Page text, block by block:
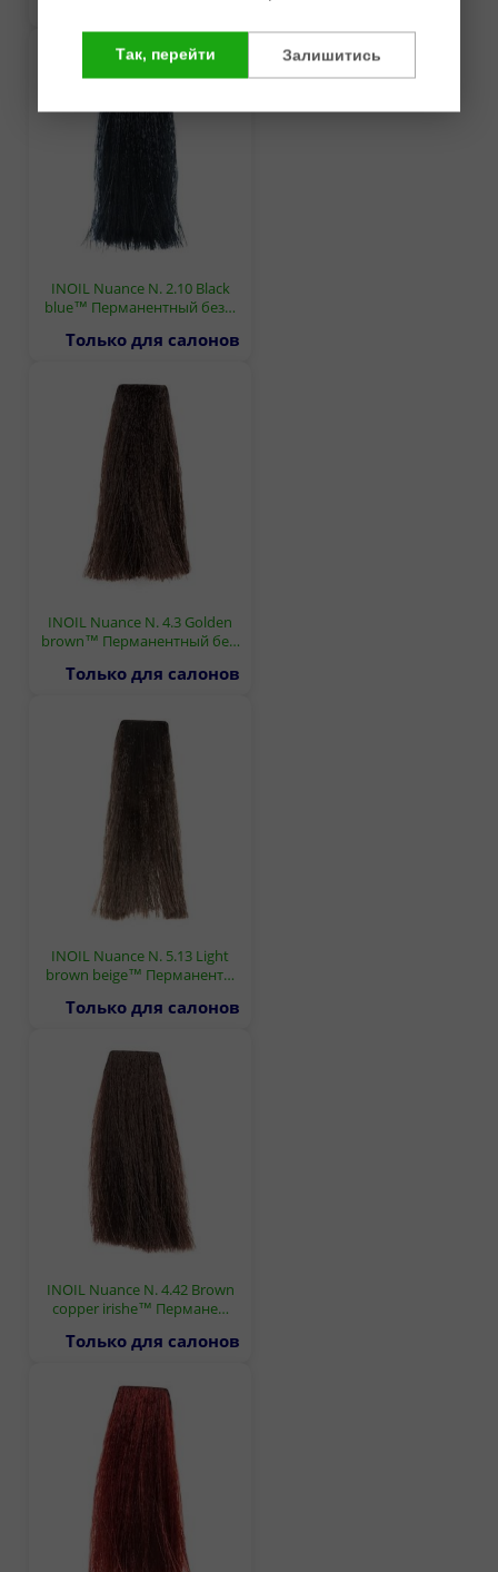
INOIL Nuance N. 2.10 Black
blue™ Перманентный без…
Только для салонов
INOIL Nuance N. 4.3 Golden
brown™ Перманентный бе…
Только для салонов
INOIL Nuance N. 5.13 Light
brown beige™ Перманент…
Только для салонов
INOIL Nuance N. 4.42 Brown
copper irishe™ Пермане…
Только для салонов
Так, перейти Залишитись